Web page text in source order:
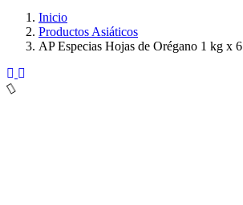
Inicio
Productos Asiáticos
AP Especias Hojas de Orégano 1 kg x 6